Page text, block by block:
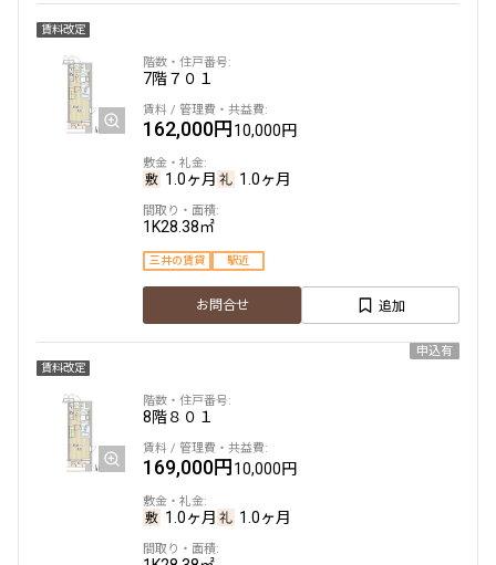
賃料改定
7階７０１
162,000円10,000円
1.0ヶ月 1.0ヶ月
1K28.38㎡
三井の賃貸 駅近
お問合せ 追加
賃料改定
申込有
8階８０１
169,000円10,000円
1.0ヶ月 1.0ヶ月